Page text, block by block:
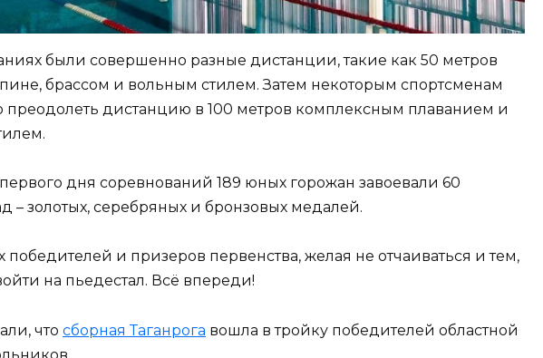
были совершенно разные дистанции, такие как 50 метров
брассом и вольным стилем. Затем некоторым спортсменам
дистанцию в 100 метров комплексным плаванием и
дня соревнований 189 юных горожан завоевали 60
– золотых, серебряных и бронзовых медалей.
победителей и призеров первенства, желая не отчаиваться и тем,
на пьедестал. Всё впереди!
что сборная Таганрога вошла в тройку победителей областной